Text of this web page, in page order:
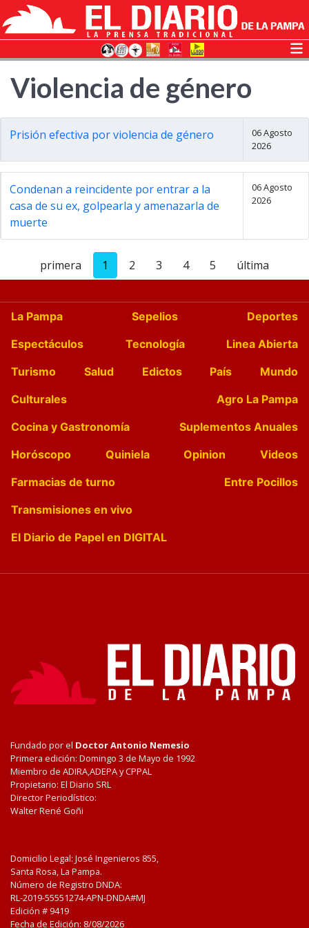
Violencia de género
Prisión efectiva por violencia de género
06 Agosto
2026
Condenan a reincidente por entrar a la
casa de su ex, golpearla y amenazarla de
muerte
06 Agosto
2026
primera 1 2 3 4 5 última
La Pampa Sepelios
Deportes
Espectáculos
Tecnología
Linea Abierta
Turismo
Salud Edictos País
Mundo
Culturales
Agro La Pampa
Cocina y Gastronomía
Suplementos Anuales
Horóscopo
Quiniela Opinion
Videos
Farmacias de turno
Entre Pocillos
Transmisiones en vivo
El Diario de Papel en DIGITAL
Fundado por el Doctor Antonio Nemesio
Primera edición: Domingo 3 de Mayo de 1992
Miembro de ADIRA,ADEPA y CPPAL
Propietario: El Diario SRL
Director Periodístico:
Walter René Goñi
Domicilio Legal: José Ingenieros 855,
Santa Rosa, La Pampa.
Número de Registro DNDA:
RL-2019-55551274-APN-DNDA#MJ
Edición # 9419
Fecha de Edición: 8/08/2026